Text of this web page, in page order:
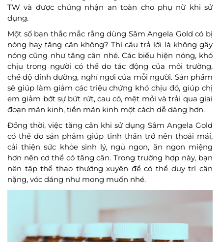
TW và được chứng nhận an toàn cho phụ nữ khi sử
dụng.
Một số bạn thắc mắc rằng dùng Sâm Angela Gold có bị
nóng hay tăng cân không? Thì câu trả lời là không gây
nóng cũng như tăng cân nhé. Các biểu hiện nóng, khó
chịu trong người có thể do tác động của môi trường,
chế độ dinh dưỡng, nghỉ ngơi của mỗi người. Sản phẩm
sẽ giúp làm giảm các triệu chứng khó chịu đó, giúp chị
em giảm bớt sự bứt rứt, cau có, mệt mỏi và trải qua giai
đoạn mãn kinh, tiền mãn kinh một cách dễ dàng hơn.
Đồng thời, việc tăng cân khi sử dụng Sâm Angela Gold
có thể do sản phẩm giúp tinh thần trở nên thoải mái,
cải thiện sức khỏe sinh lý, ngủ ngon, ăn ngon miệng
hơn nên cơ thể có tăng cân. Trong trường hợp này, bạn
nên tập thể thao thường xuyên để có thể duy trì cân
nặng, vóc dáng như mong muốn nhé.